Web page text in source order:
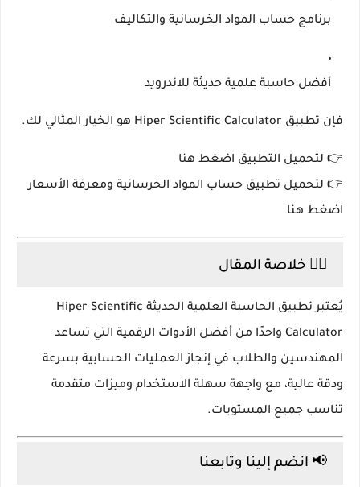
برنامج حساب المواد الخرسانية والتكاليف
أفضل حاسبة علمية حديثة للاندرويد
فإن تطبيق Hiper Scientific Calculator هو الخيار المثالي لك.
👉 لتحميل التطبيق اضغط هنا
👉 لتحميل تطبيق حساب المواد الخرسانية ومعرفة الأسعار
اضغط هنا
👷‍♂️ خلاصة المقال
يُعتبر تطبيق
الحاسبة العلمية الحديثة Hiper Scientific
Calculator واحدًا من أفضل الأدوات الرقمية التي تساعد
المهندسين والطلاب في إنجاز العمليات الحسابية بسرعة
ودقة عالية، مع واجهة سهلة الاستخدام وميزات متقدمة
تناسب جميع المستويات.
📢 انضم إلينا وتابعنا